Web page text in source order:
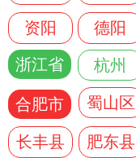
德阳
资阳
杭州
合肥市
浙江省
蜀山区
长丰县 肥东县